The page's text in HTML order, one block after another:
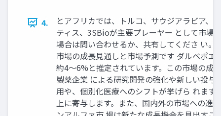
4.
とアフリカでは、トルコ、サウジアラビア、
ティス、3SBioが主要プレーヤー として市場
場合は問い合わせるか、共有してくださ い
市場の成長見通しと市場予測です ダルベポ
約4〜6%と推定されています。この市場の成
製薬企業 による研究開発の強化や新しい投
用や、個別化医療へのシフトが挙げら れま
上に寄与します。また、国内外の市場への進